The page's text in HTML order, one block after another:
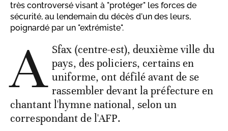
très controversé visant à "protéger" les forces de
sécurité, au lendemain du décès d'un des leurs,
poignardé par un "extrémiste".
A Sfax (centre-est), deuxième ville du
pays, des policiers, certains en
uniforme, ont défilé avant de se
rassembler devant la préfecture en
chantant l'hymne national, selon un
correspondant de l'AFP.